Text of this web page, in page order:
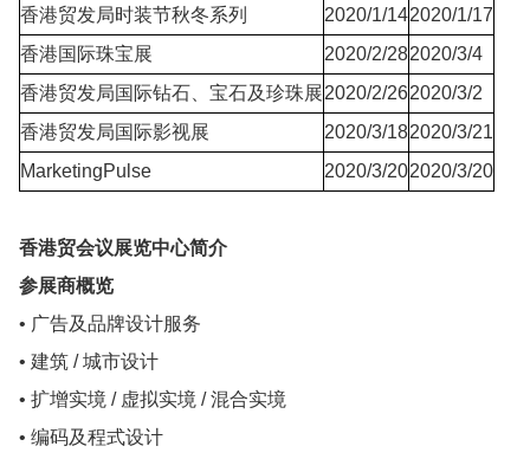
香港贸发局时装节秋冬系列 2020/1/142020/1/17
香港国际珠宝展
2020/2/282020/3/4
香港贸发局国际钻石、宝石及珍珠展2020/2/262020/3/2
香港贸发局国际影视展
2020/3/182020/3/21
MarketingPulse
2020/3/202020/3/20
香港贸会议展览中心简介
参展商概览
• 广告及品牌设计服务
• 建筑 / 城市设计
• 扩增实境 / 虚拟实境 / 混合实境
• 编码及程式设计